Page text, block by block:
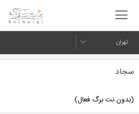
تهران
سجاد
(بدون نت برگ فعال)